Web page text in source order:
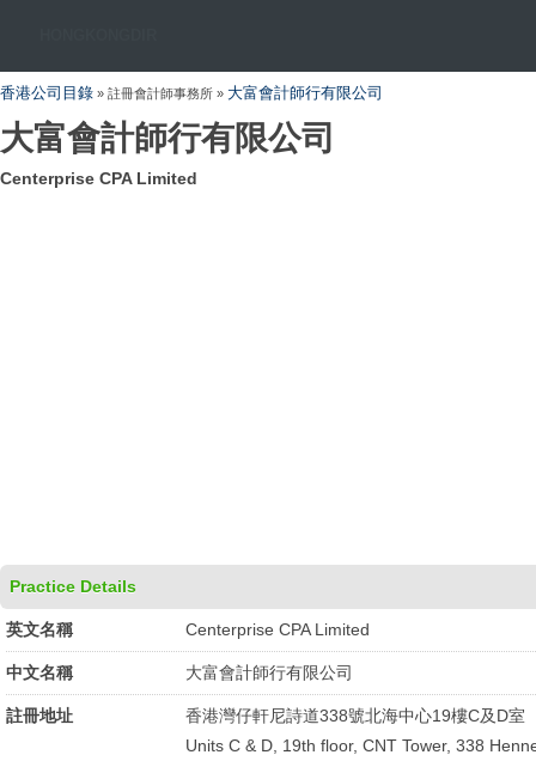
香港公司目錄 » 註冊會計師事務所 » 大富會計師行有限公司
大富會計師行有限公司
Centerprise CPA Limited
Practice Details
英文名稱 Centerprise CPA Limited
中文名稱 大富會計師行有限公司
註冊地址
香港灣仔軒尼詩道338號北海中心19樓C及D室
Units C & D, 19th floor, CNT Tower, 338